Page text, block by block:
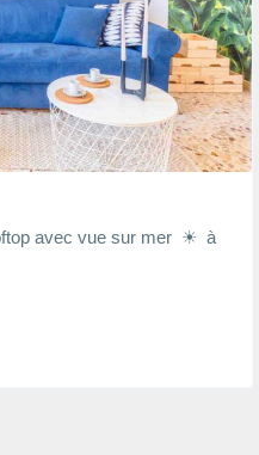
avec vue sur mer ☀ à